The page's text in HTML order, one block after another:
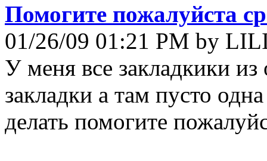
Помогите пожалуйста
01/26/09 01:21 PM by
У меня все закладкики
закладки а там пусто
делать помогите